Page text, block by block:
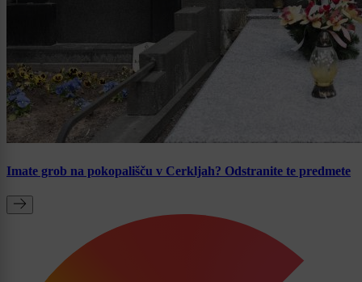
Imate grob na pokopališču v Cerkljah? Odstranite te predmete